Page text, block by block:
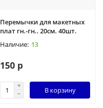
Перемычки для макетных
плат гн.-гн.. 20см. 40шт.
13
150 р
В корзину